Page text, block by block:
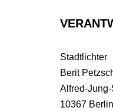
Stadtlichter
Berit
Alfred-
10367 Berlin